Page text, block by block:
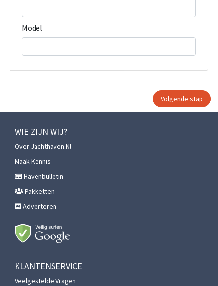
Model
WIE ZIJN WIJ?
Over Jachthaven.nl
Maak Kennis
Havenbulletin
Pakketten
Adverteren
KLANTENSERVICE
Veelgestelde Vragen